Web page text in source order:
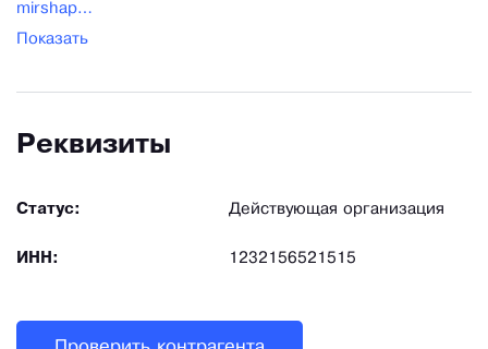
mirshapok@gmail.com
Показать
Реквизиты
Статус: Действующая организация
ИНН: 1232156521515